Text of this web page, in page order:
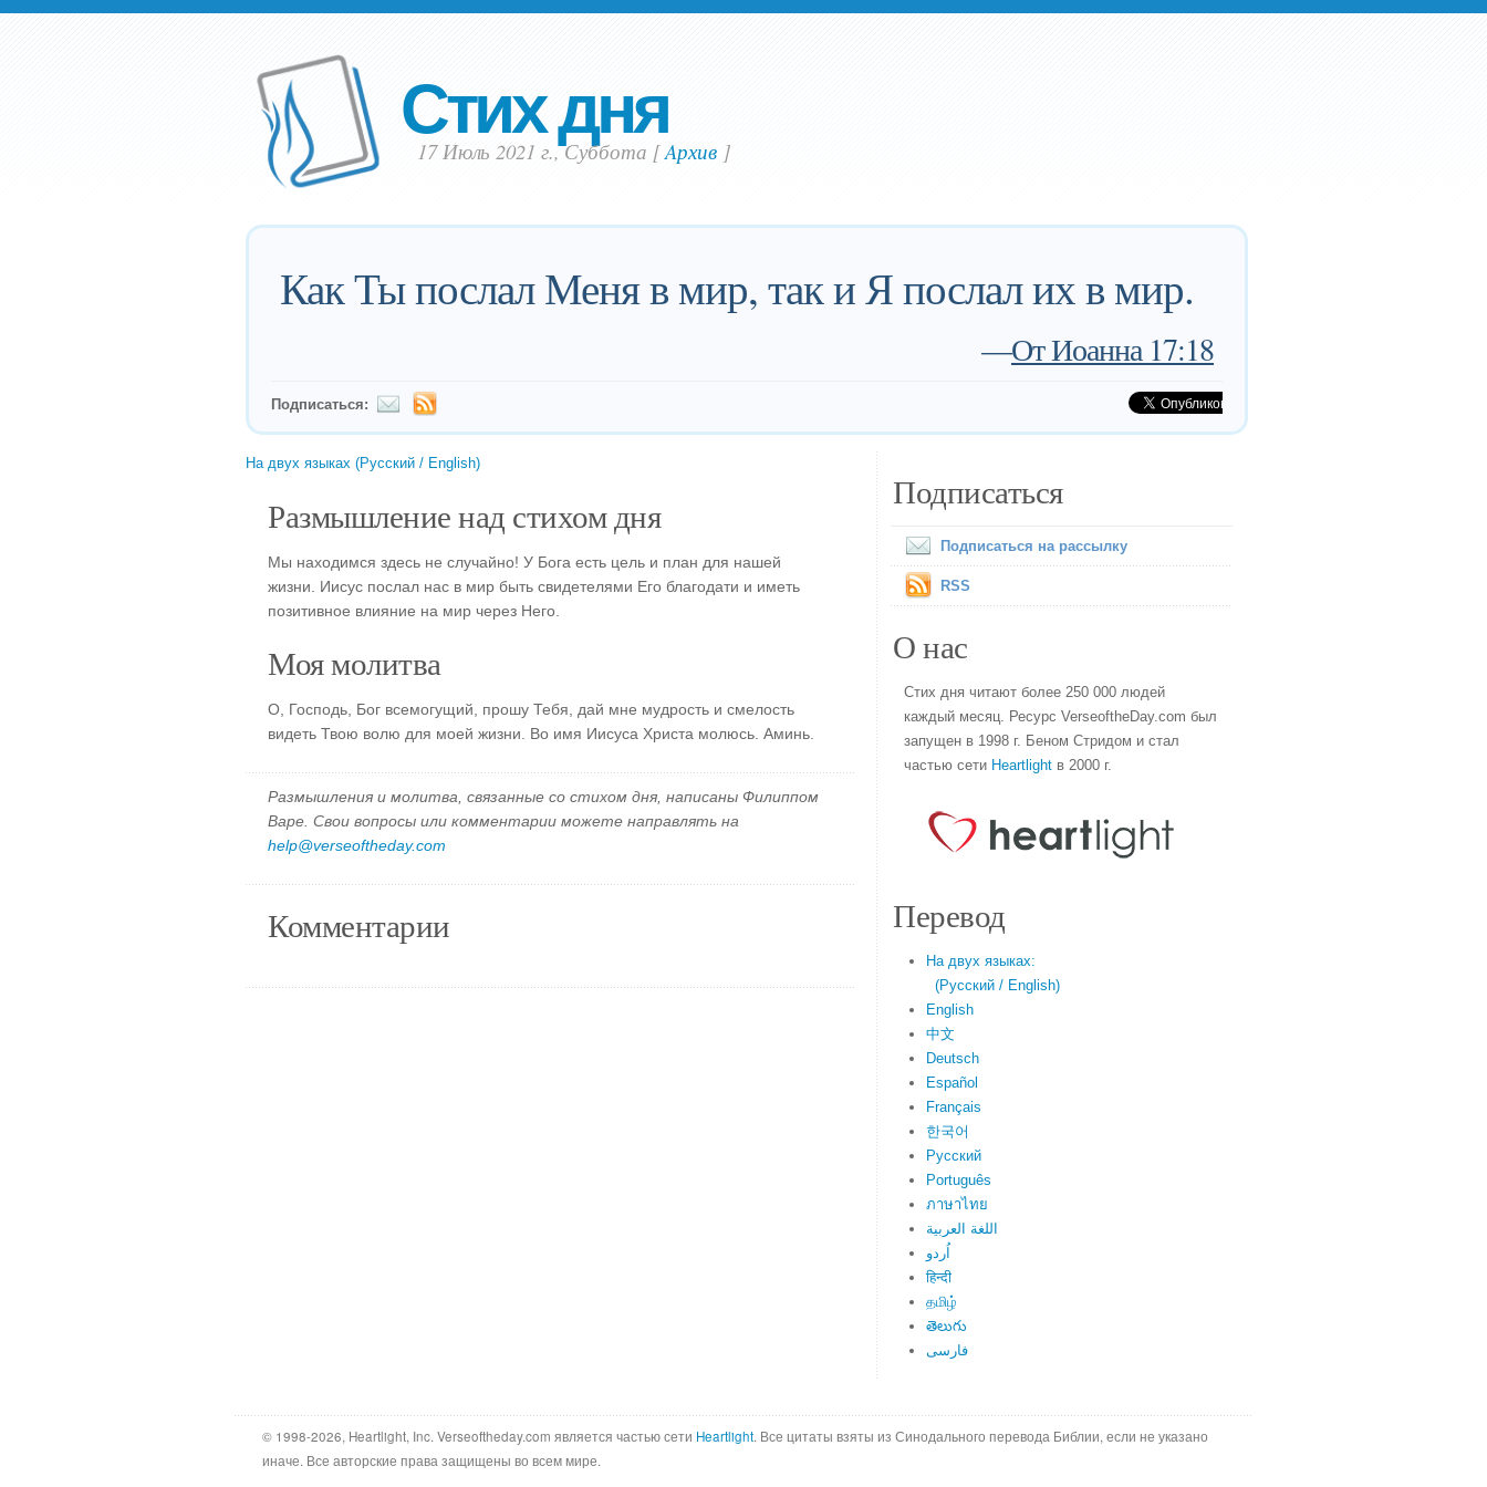
Стих дня
17 Июль 2021 г., Суббота [Aрхив]
Как Ты послал Меня в мир, так и Я послал их в мир.
—От Иоанна 17:18
Подписаться:
На двух языках (Русский / English)
Размышление над стихом дня
Мы находимся здесь не случайно! У Бога есть цель и план для нашей
жизни. Иисус послал нас в мир быть свидетелями Его благодати и иметь
позитивное влияние на мир через Него.
Моя молитва
О, Господь, Бог всемогущий, прошу Тебя, дай мне мудрость и смелость
видеть Твою волю для моей жизни. Во имя Иисуса Христа молюсь. Аминь.
Размышления и молитва, связанные со стихом дня, написаны Филиппом
Варе. Свои вопросы или комментарии можете направлять на
help@verseoftheday.com
Комментарии
Подписаться
Подписаться на рассылку
RSS
О нас
Стих дня читают более 250 000 людей
каждый месяц. Ресурс VerseoftheDay.com был
запущен в 1998 г. Беном Стридом и стал
частью сети Heartlight в 2000 г.
Перевод
На двух языках:
(Русский / English)
English
中文
Deutsch
Español
Français
한국어
Русский
Português
ภาษาไทย
اللغة العربية
اُردو
हिन्दी
தமிழ்
తెలుగు
فارسی
© 1998-2026, Heartlight, Inc. Verseoftheday.com является частью сети Heartlight. Все цитаты взяты из Синодального перевода Библии, если не указано
иначе. Все авторские права защищены во всем мире.